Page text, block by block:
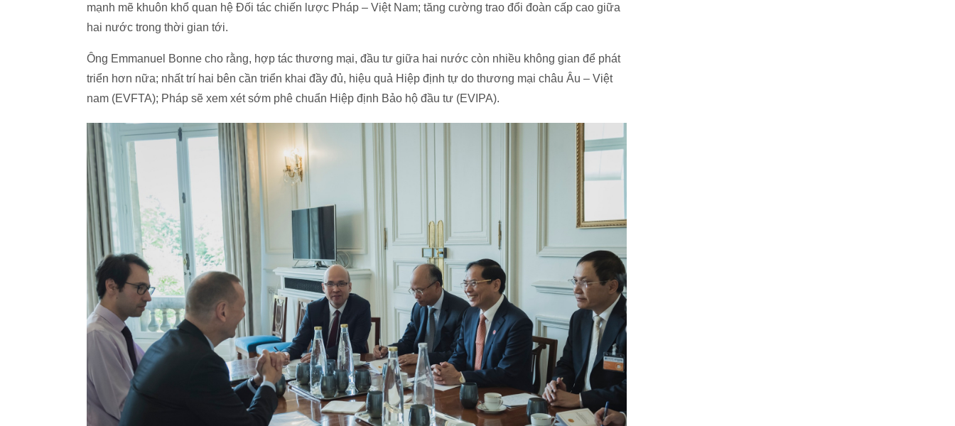
mạnh mẽ khuôn khổ quan hệ Đối tác chiến lược Pháp – Việt Nam; tăng cường trao đổi đoàn cấp cao giữa
hai nước trong thời gian tới.
Ông Emmanuel Bonne cho rằng, hợp tác thương mại, đầu tư giữa hai nước còn nhiều không gian để phát
triển hơn nữa; nhất trí hai bên cần triển khai đầy đủ, hiệu quả Hiệp định tự do thương mại châu Âu – Việt
nam (EVFTA); Pháp sẽ xem xét sớm phê chuẩn Hiệp định Bảo hộ đầu tư (EVIPA).